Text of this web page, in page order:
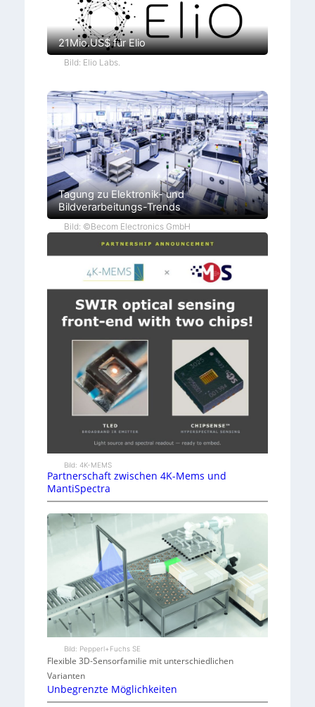
21Mio.US$ für Elio
Bild: Elio Labs.
Tagung zu Elektronik- und
Bildverarbeitungs-Trends
Bild: ©Becom Electronics GmbH
Bild: 4K-MEMS
Partnerschaft zwischen 4K-Mems und
MantiSpectra
Bild: Pepperl+Fuchs SE
Flexible 3D-Sensorfamilie mit unterschiedlichen
Varianten
Unbegrenzte Möglichkeiten